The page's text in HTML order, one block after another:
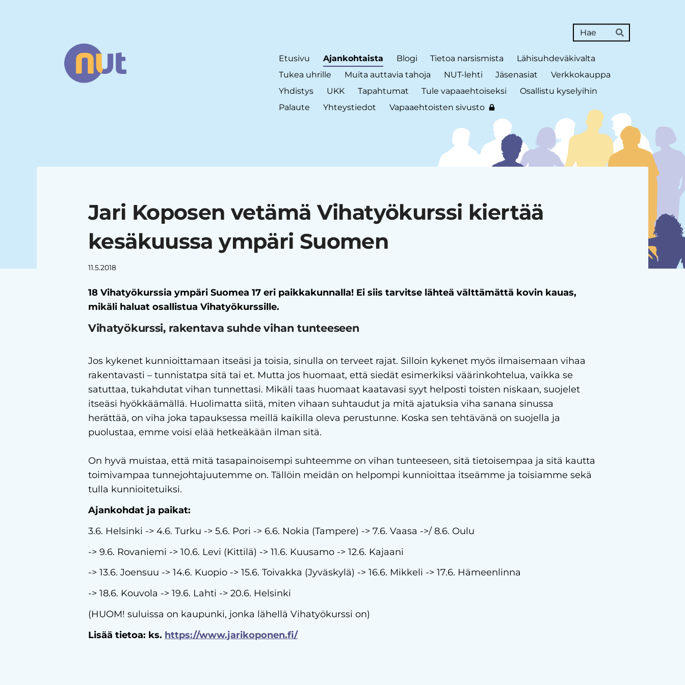
Hae
Narsismin uhrien tuki ry
Etusivu Ajankohtaista Blogi Tietoa narsismista
Lähisuhdeväkivalta
Tukea uhrille
Muita auttavia tahoja NUT-lehti Jäsenasiat
Verkkokauppa
Yhdistys
UKK Tapahtumat Tule vapaaehtoiseksi
Osallistu kyselyihin
Palaute
Yhteystiedot Vapaaehtoisten sivusto
Jari Koposen vetämä Vihatyökurssi kiertää
kesäkuussa ympäri Suomen
11.5.2018
18 Vihatyökurssia ympäri Suomea 17 eri paikkakunnalla! Ei siis tarvitse lähteä välttämättä kovin kauas,
mikäli haluat osallistua Vihatyökurssille.
Vihatyökurssi, rakentava suhde vihan tunteeseen
Jos kykenet kunnioittamaan itseäsi ja toisia, sinulla on terveet rajat. Silloin kykenet myös ilmaisemaan vihaa
rakentavasti – tunnistatpa sitä tai et. Mutta jos huomaat, että siedät esimerkiksi väärinkohtelua, vaikka se
satuttaa, tukahdutat vihan tunnettasi. Mikäli taas huomaat kaatavasi syyt helposti toisten niskaan, suojelet
itseäsi hyökkäämällä. Huolimatta siitä, miten vihaan suhtaudut ja mitä ajatuksia viha sanana sinussa
herättää, on viha joka tapauksessa meillä kaikilla oleva perustunne. Koska sen tehtävänä on suojella ja
puolustaa, emme voisi elää hetkeäkään ilman sitä.
On hyvä muistaa, että mitä tasapainoisempi suhteemme on vihan tunteeseen, sitä tietoisempaa ja sitä kautta
toimivampaa tunnejohtajuutemme on. Tällöin meidän on helpompi kunnioittaa itseämme ja toisiamme sekä
tulla kunnioitetuiksi.
Ajankohdat ja paikat:
3.6. Helsinki -> 4.6. Turku -> 5.6. Pori -> 6.6. Nokia (Tampere) -> 7.6. Vaasa ->/ 8.6. Oulu
-> 9.6. Rovaniemi -> 10.6. Levi (Kittilä) -> 11.6. Kuusamo -> 12.6. Kajaani
-> 13.6. Joensuu -> 14.6. Kuopio -> 15.6. Toivakka (Jyväskylä) -> 16.6. Mikkeli -> 17.6. Hämeenlinna
-> 18.6. Kouvola -> 19.6. Lahti -> 20.6. Helsinki
(HUOM! suluissa on kaupunki, jonka lähellä Vihatyökurssi on)
Lisää tietoa: ks. https://www.jarikoponen.fi/